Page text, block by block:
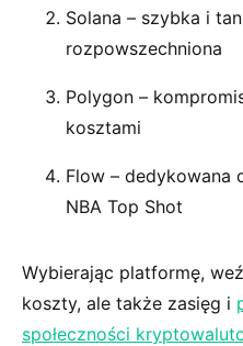
Solana – szybka i
rozpowszechniona
Polygon –
kosztami
Flow – dedykowana
NBA Top Shot
Wybierając platformę,
koszty, ale także zasięg i
społeczności